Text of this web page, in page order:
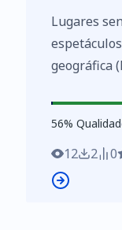
Lugares
geográfica
https://
56%
56%
12 2 0